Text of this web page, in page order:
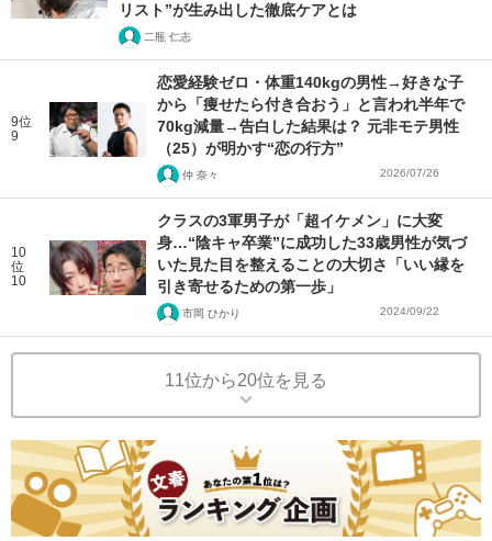
リスト”が生み出した徹底ケアとは
二瓶 仁志
9位
9
恋愛経験ゼロ・体重140kgの男性→好きな子
から「痩せたら付き合おう」と言われ半年で
70kg減量→告白した結果は？ 元非モテ男性
（25）が明かす“恋の行方”
仲 奈々 2026/07/26
10
位
10
クラスの3軍男子が「超イケメン」に大変
身…“陰キャ卒業”に成功した33歳男性が気づ
いた見た目を整えることの大切さ「いい縁を
引き寄せるための第一歩」
市岡 ひかり 2024/09/22
11位から20位を見る